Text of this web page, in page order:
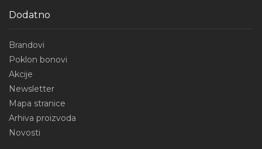
Dodatno
Brandovi
Poklon bonovi
Akcije
Newsletter
Mapa stranice
Arhiva proizvoda
Novosti